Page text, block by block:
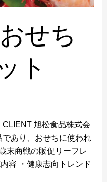
せち
ト
旭松食品株式会
あり、おせちに使われ
末商戦の販促リーフレ
容 ・健康志向トレンド